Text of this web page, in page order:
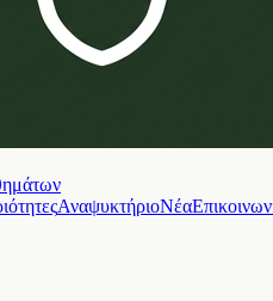
ΑναψυκτήριοΝέα